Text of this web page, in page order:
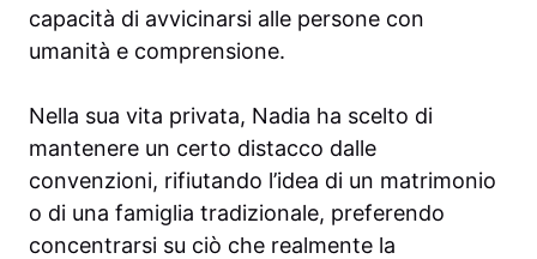
capacità di avvicinarsi alle persone con
umanità e comprensione.
Nella sua vita privata, Nadia ha scelto di
mantenere un certo distacco dalle
convenzioni, rifiutando l’idea di un matrimonio
o di una famiglia tradizionale, preferendo
concentrarsi su ciò che realmente la